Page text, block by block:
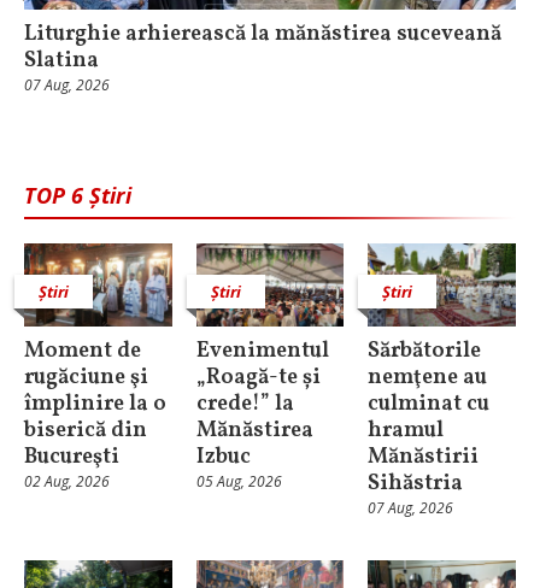
Liturghie arhierească la mănăstirea suceveană
Slatina
07 Aug, 2026
TOP 6 Știri
Știri
Moment de
rugăciune şi
împlinire la o
biserică din
Bucureşti
02 Aug, 2026
Știri
Evenimentul
„Roagă-te și
crede!” la
Mănăstirea
Izbuc
05 Aug, 2026
Știri
Sărbătorile
nemţene au
culminat cu
hramul
Mănăstirii
Sihăstria
07 Aug, 2026